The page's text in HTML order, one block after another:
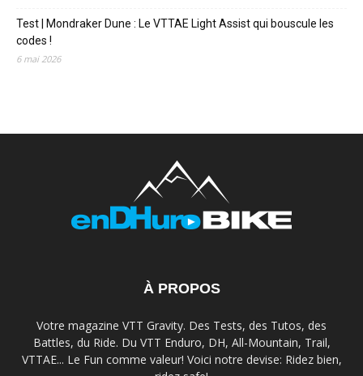
Test | Mondraker Dune : Le VTTAE Light Assist qui bouscule les
codes !
6 mai 2026
À PROPOS
Votre magazine VTT Gravity. Des Tests, des Tutos, des
Battles, du Ride. Du VTT Enduro, DH, All-Mountain, Trail,
VTTAE... Le Fun comme valeur! Voici notre devise: Ridez bien,